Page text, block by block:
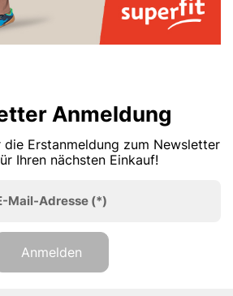
Anmeldung
die Erstanmeldung zum Newsletter
Ihren nächsten Einkauf!
Mail-Adresse (*)
Anmelden